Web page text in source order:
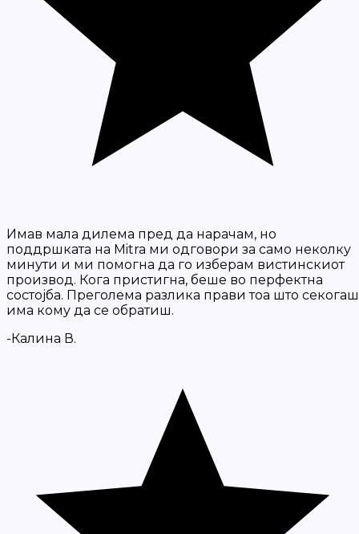
Имав мала дилема пред да нарачам, но
поддршката на Mitra ми одговори за само неколку
минути и ми помогна да го изберам вистинскиот
производ. Кога пристигна, беше во перфектна
состојба. Преголема разлика прави тоа што секогаш
има кому да се обратиш.
-Калина В.